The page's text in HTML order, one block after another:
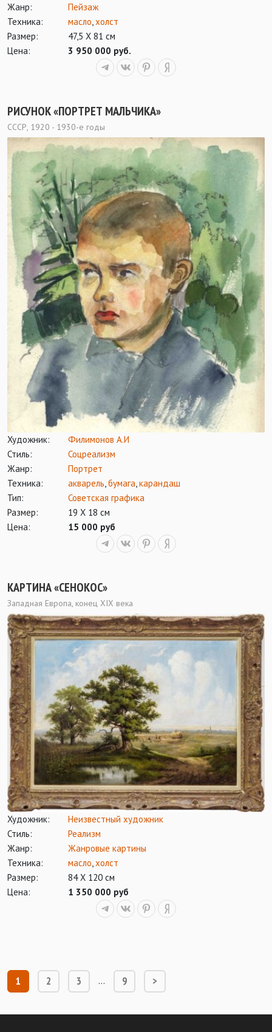
Жанр:
Пейзаж
Техника:
масло холст
Размер:
47,5 Х 81 см
Цена:
3 950 000 руб.
РИСУНОК «ПОРТРЕТ МАЛЬЧИКА»
СССР, 1920 - 1930-е годы
Художник:
Филимонов А.И
Стиль:
Соцреализм
Жанр:
Портрет
Техника:
акварель,бумага,карандаш
Тип:
Советская графика
Размер:
19 Х 18 см
Цена:
15 000 руб
КАРТИНА «СЕНОКОС»
Западная Европа, конец XIX века
Художник:
Неизвестный художник
Стиль:
Реализм
Жанр:
Жанровые картины
Техника:
масло холст
Размер:
84 Х 120 см
Цена:
1 350 000 руб
1 2 3 … 9 >